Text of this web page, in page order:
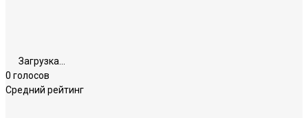
Загрузка...
0 голосов
Средний рейтинг